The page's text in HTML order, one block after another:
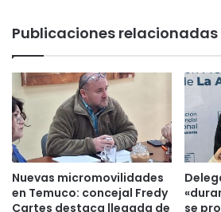
d
e
S
e
r
e
d
A
r
a
c
a
n
í
a
S
u
Publicaciones relacionadas
Nuevas micromovilidades
en Temuco: concejal Fredy
Cartes destaca llegada de
se